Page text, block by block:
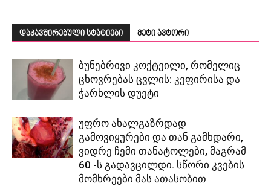
დაკავშირებული სტატიები მეტი ავტორი
ბუნებრივი კოქტეილი, რომელიც
ცხოვრებას ცვლის: კეფირისა და
ჭარხლის დუეტი
უფრო ახალგაზრდად
გამოვიყურები და თან გამხდარი,
ვიდრე ჩემი თანატოლები, მაგრამ
60 -ს გადავცილდი. სწორი კვების
მომხრეები მას ათასობით